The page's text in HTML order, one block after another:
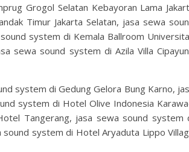
Grogol Selatan Kebayoran Lama
Timur Jakarta Selatan, jasa sewa
system di Kemala Ballroom
sewa sound system di Azila Villa
system di Gedung Gelora Bung Karno,
system di Hotel Olive Indonesia
Tangerang, jasa sewa sound system
system di Hotel Aryaduta Lippo